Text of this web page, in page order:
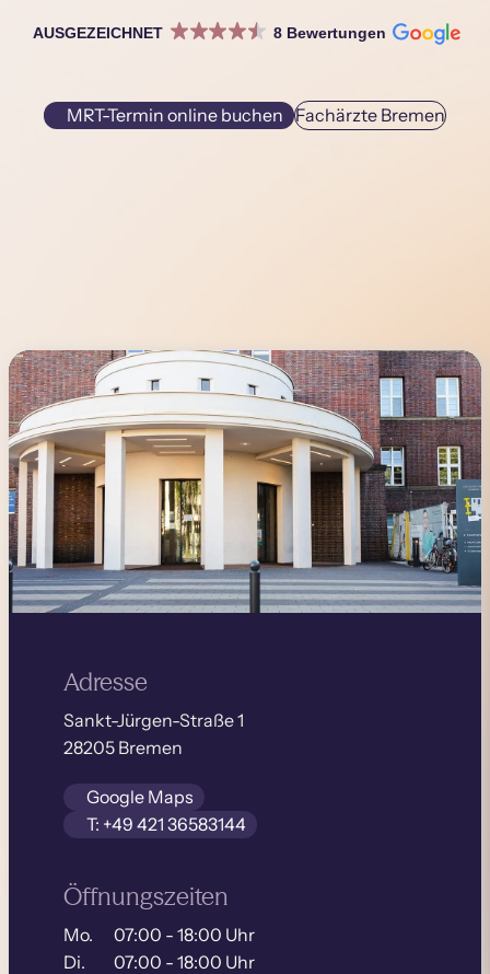
AUSGEZEICHNET 8 Bewertungen
MRT-Termin online buchen Fachärzte Bremen
Adresse
Sankt-Jürgen-Straße 1
28205 Bremen
Google Maps
T: +49 421 36583144
Öffnungszeiten
Mo.
07:00 - 18:00 Uhr
Di.
07:00 - 18:00 Uhr